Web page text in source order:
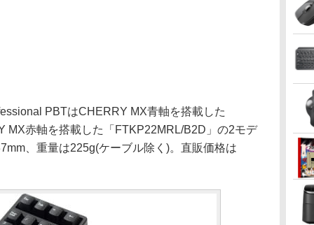
PBTはCHERRY MX青軸を搭載した
MX赤軸を搭載した「FTKP22MRL/B2D」の2モデ
、重量は225g(ケーブル除く)。直販価格は